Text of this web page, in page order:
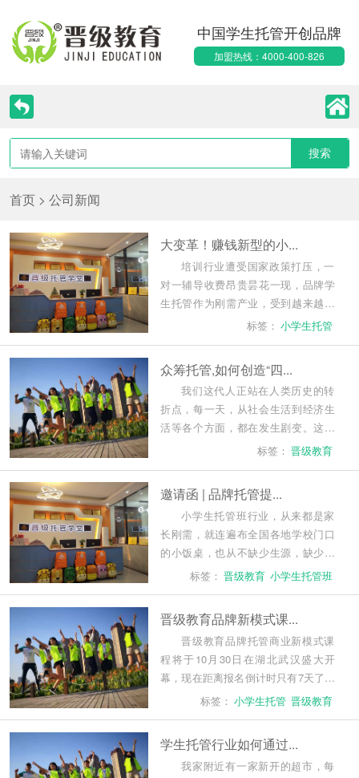
中国学生托管开创品牌
加盟热线：4000-400-826
首页> 公司新闻
大变革！赚钱新型的小...
培训行业遭受国家政策打压，一
对一辅导收费昂贵昙花一现，品牌学
生托管作为刚需产业，受到越来越多
家长青睐。学校门口的店面招牌，很
一些品牌...
标签： 小学生托管
众筹托管,如何创造“四...
我们这代人正站在人类历史的转
折点，每一天，从社会生活到经济生
活等各个方面，都在发生剧变。这次
大转折的特点是：以和平方式，绝大
标签： 晋级教育
邀请函 | 品牌托管提...
小学生托管班行业，从来都是家
长刚需，就连遍布全国各地学校门口
的小饭桌，也从不缺少生源，缺少的
是：钱。疫情过后，小学生托管班行
钱，投资人...
标签： 晋级教育 小学生托管班
晋级教育品牌新模式课...
晋级教育品牌托管商业新模式课
程将于10月30日在湖北武汉盛大开
幕，现在距离报名倒计时只有7天了！
没错！错过这次不知道又要等到何
标签： 小学生托管 晋级教育
学生托管行业如何通过...
我家附近有一家新开的超市，每